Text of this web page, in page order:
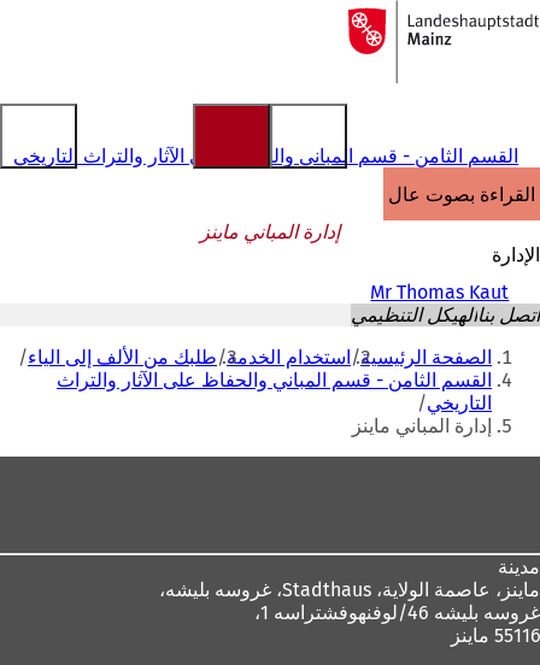
الانتقال إلى المحتوى
إلى
الصفحة
القسم الثامن - قسم المباني والحفاظ على الآثار والتراث التاريخي
القراءة بصوت عالٍ
إدارة المباني ماينز
الإدارة
Mr Thomas Kaut
اتصل بناالهيكل التنظيمي
أنت
هنا
الصفحة الرئيسية استخدام الخدمة طلبك من الألف إلى الياء
القسم الثامن - قسم المباني والحفاظ على الآثار والتراث
التاريخي
إدارة المباني ماينز
مدينة
ماينز، عاصمة الولاية،
غروسه بليشه 46/لوفنهوفشتراسه 1،
55116 ماينز